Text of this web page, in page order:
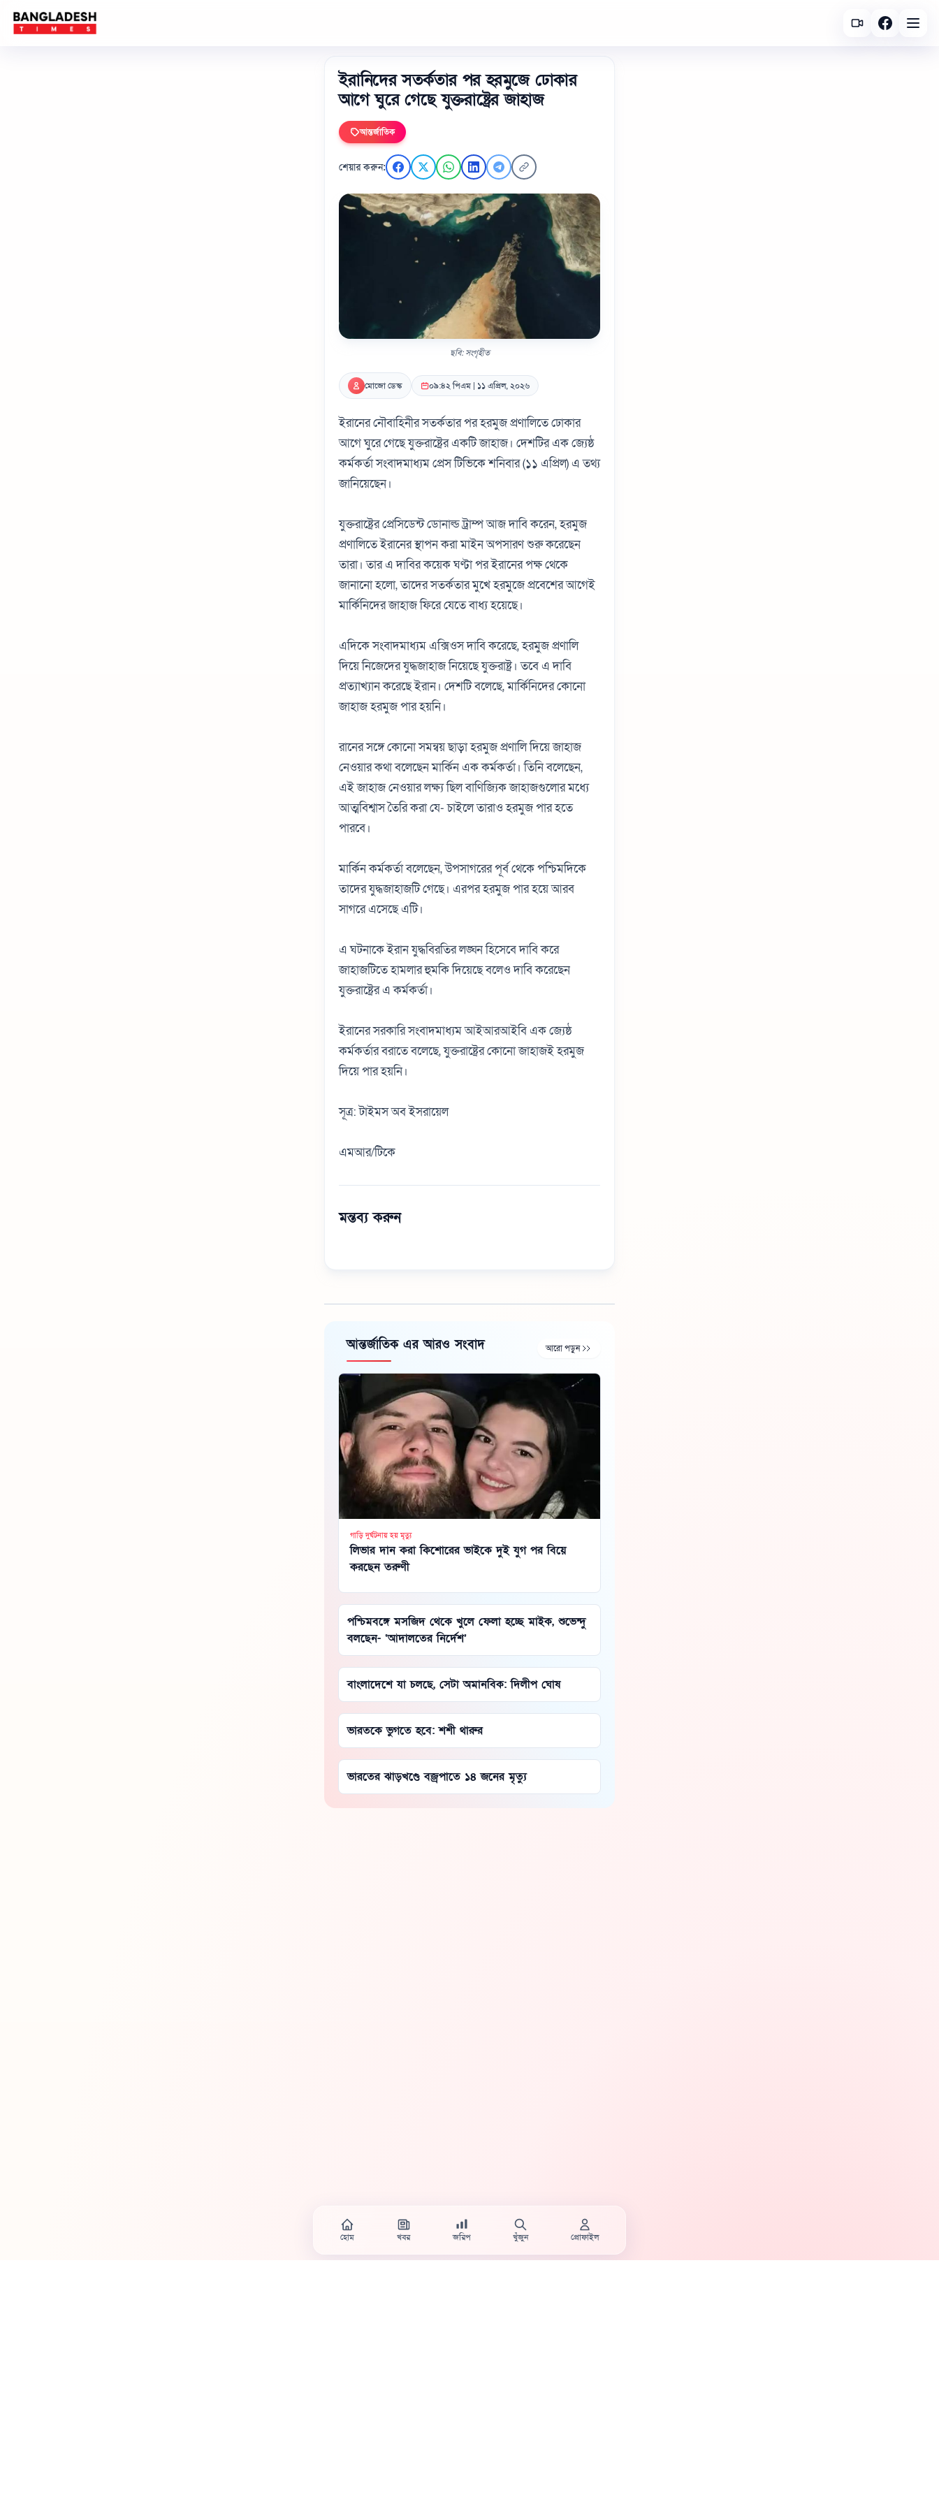
ইরানিদের সতর্কতার পর হরমুজে ঢোকার
আগে ঘুরে গেছে যুক্তরাষ্ট্রের জাহাজ
আন্তর্জাতিক
শেয়ার করুন:
ছবি: সংগৃহীত
মোজো ডেস্ক ০৯:৪২ পিএম | ১১ এপ্রিল, ২০২৬
ইরানের নৌবাহিনীর সতর্কতার পর হরমুজ প্রণালিতে ঢোকার
আগে ঘুরে গেছে যুক্তরাষ্ট্রের একটি জাহাজ। দেশটির এক জ্যেষ্ঠ
কর্মকর্তা সংবাদমাধ্যম প্রেস টিভিকে শনিবার (১১ এপ্রিল) এ তথ্য
জানিয়েছেন।
যুক্তরাষ্ট্রের প্রেসিডেন্ট ডোনাল্ড ট্রাম্প আজ দাবি করেন, হরমুজ
প্রণালিতে ইরানের স্থাপন করা মাইন অপসারণ শুরু করেছেন
তারা। তার এ দাবির কয়েক ঘণ্টা পর ইরানের পক্ষ থেকে
জানানো হলো, তাদের সতর্কতার মুখে হরমুজে প্রবেশের আগেই
মার্কিনিদের জাহাজ ফিরে যেতে বাধ্য হয়েছে।
এদিকে সংবাদমাধ্যম এক্সিওস দাবি করেছে, হরমুজ প্রণালি
দিয়ে নিজেদের যুদ্ধজাহাজ নিয়েছে যুক্তরাষ্ট্র। তবে এ দাবি
প্রত্যাখ্যান করেছে ইরান। দেশটি বলেছে, মার্কিনিদের কোনো
জাহাজ হরমুজ পার হয়নি।
রানের সঙ্গে কোনো সমন্বয় ছাড়া হরমুজ প্রণালি দিয়ে জাহাজ
নেওয়ার কথা বলেছেন মার্কিন এক কর্মকর্তা। তিনি বলেছেন,
এই জাহাজ নেওয়ার লক্ষ্য ছিল বাণিজ্যিক জাহাজগুলোর মধ্যে
আত্মবিশ্বাস তৈরি করা যে- চাইলে তারাও হরমুজ পার হতে
পারবে।
মার্কিন কর্মকর্তা বলেছেন, উপসাগরের পূর্ব থেকে পশ্চিমদিকে
তাদের যুদ্ধজাহাজটি গেছে। এরপর হরমুজ পার হয়ে আরব
সাগরে এসেছে এটি।
এ ঘটনাকে ইরান যুদ্ধবিরতির লঙ্ঘন হিসেবে দাবি করে
জাহাজটিতে হামলার হুমকি দিয়েছে বলেও দাবি করেছেন
যুক্তরাষ্ট্রের এ কর্মকর্তা।
ইরানের সরকারি সংবাদমাধ্যম আইআরআইবি এক জ্যেষ্ঠ
কর্মকর্তার বরাতে বলেছে, যুক্তরাষ্ট্রের কোনো জাহাজই হরমুজ
দিয়ে পার হয়নি।
সূত্র: টাইমস অব ইসরায়েল
এমআর/টিকে
মন্তব্য করুন
আন্তর্জাতিক এর আরও সংবাদ আরো পড়ুন
গাড়ি দুর্ঘটনায় হয় মৃত্যু
লিভার দান করা কিশোরের ভাইকে দুই যুগ পর বিয়ে
করছেন তরুণী
পশ্চিমবঙ্গে মসজিদ থেকে খুলে ফেলা হচ্ছে মাইক, শুভেন্দু
বলছেন- ‘আদালতের নির্দেশ’
বাংলাদেশে যা চলছে, সেটা অমানবিক: দিলীপ ঘোষ
ভারতকে ভুগতে হবে: শশী থারুর
ভারতের ঝাড়খণ্ডে বজ্রপাতে ১৪ জনের মৃত্যু
হোম খবর জরিপ খুঁজুন প্রোফাইল